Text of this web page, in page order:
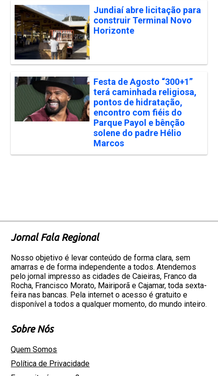
Jundiaí abre licitação para
construir Terminal Novo
Horizonte
Festa de Agosto “300+1”
terá caminhada religiosa,
pontos de hidratação,
encontro com fiéis do
Parque Payol e bênção
solene do padre Hélio
Marcos
Jornal Fala Regional
Nosso objetivo é levar conteúdo de forma clara, sem
amarras e de forma independente a todos. Atendemos
pelo jornal impresso as cidades de Caieiras, Franco da
Rocha, Francisco Morato, Mairiporã e Cajamar, toda sexta-
feira nas bancas. Pela internet o acesso é gratuito e
disponível a todos a qualquer momento, do mundo inteiro.
Sobre Nós
Quem Somos
Política de Privacidade